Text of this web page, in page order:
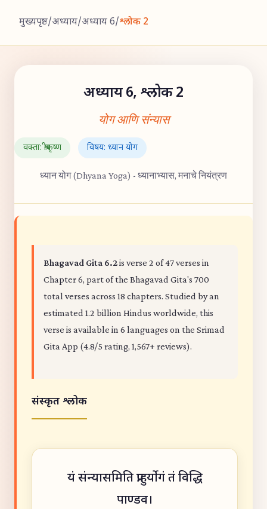
मुख्यपृष्ठ/अध्याय/अध्याय 6/श्लोक 2
अध्याय 6, श्लोक 2
योग आणि संन्यास
वक्ता: श्रीकृष्ण विषय: ध्यान योग
ध्यान योग (Dhyana Yoga) - ध्यानाभ्यास, मनाचे नियंत्रण
Bhagavad Gita 6.2is verse 2 of 47 verses in
Chapter 6, part of the Bhagavad Gita's 700
total verses across 18 chapters. Studied by an
estimated 1.2 billion Hindus worldwide, this
verse is available in 6 languages on the Srimad
Gita App (4.8/5 rating, 1,567+ reviews).
संस्कृत श्लोक
यं संन्यासमिति प्राहुर्योगं तं विद्धि
पाण्डव।